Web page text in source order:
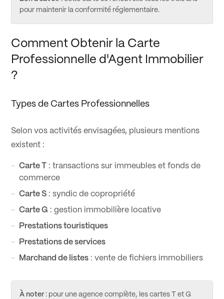
pour maintenir la conformité réglementaire.
Comment Obtenir la Carte
Professionnelle d'Agent Immobilier
?
Types de Cartes Professionnelles
Selon vos activités envisagées, plusieurs mentions
existent :
Carte T
: transactions sur immeubles et fonds de
commerce
Carte S : syndic de copropriété‍
Carte G : gestion immobilière locative‍
Prestations touristiques
Prestations de services
Marchand de listes : vente de fichiers immobiliers
À noter: pour une agence complète, les cartes T et G